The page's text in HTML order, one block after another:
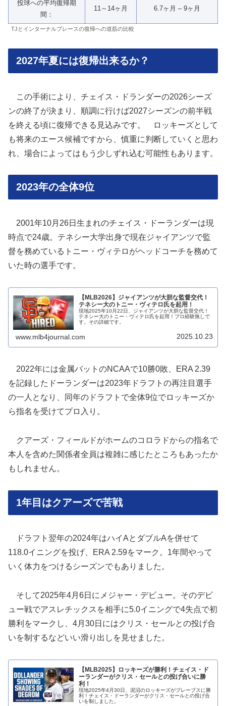
投球への平均復帰期
間：
11～14ヶ月 6.7ヶ月 – 9ヶ月
TJとインターナルブレースの復帰への道筋の比較
2027年夏には復帰出来るか？
この手術により、チェイス・ドランダーの2026シーズ
ンの終了が決まり、順調に行けば2027シーズンの前半戦
を終える頃に復帰できる見込みです。 ロッキーズとして
も将来のエース候補ですから、慎重に判断していくと思わ
れ、場合によってはもう少しずれ込む可能性もあります。
2023年の全体9位
​​ 2001年10月26日生まれのチェイス・ドーランダーは現
時点で24歳。テネシー大学出身で現在ジャイアンツで監
督を務めているトニー・ヴィテロがヘッドコーチを務めて
いた時の選手です。
【MLB2026】ジャイアンツが大胆な監督交代！
テネシー大のトニー・ヴィテロ氏を起用！
現地2025年10月22日、ジャイアンツが大胆な監督交代！
テネシー大のトニー・ヴィテロ氏を起用！プロ経験無しで
す。その詳細です。
www.mlb4journal.com 2025.10.23
2022年には金属バットのNCAAで10勝0敗、ERA 2.39
を記録したドーランダーは2023年ドラフトの再注目選手
の一人となり、同年のドラフトで全体9位でロッキーズか
ら指名を受けてプロ入り。
クアーズ・フィールドがホームのコロラドからの指名で
本人を含めた関係者全員は複雑に感じたところもあったか
もしれません。
1年目はクアーズで苦戦
ドラフト翌年の2024年はハイAとダブルAを併せて
118.0イニングを投げ、ERA 2.59をマーク。1年間やって
いく体力をつけるシーズンでもありました。
そして2025年4月6日にメジャー・デビュー。そのデビ
ュー戦でアスレチックスを相手に5.0イニングで4失点で初
勝利をマークし、4月30日にはクリス・セールとの投げ合
いを制するなどいい滑り出しを見せました。
【MLB2025】ロッキーズが勝利！チェイス・ド
ーランダーがクリス・セールとの投げ合いに勝
利！
現地2025年4月30日、泥沼のロッキーズがブレーブスに勝
利！チェイス・ドーランダーがクリス・セールとの投げ合
いを制しました。